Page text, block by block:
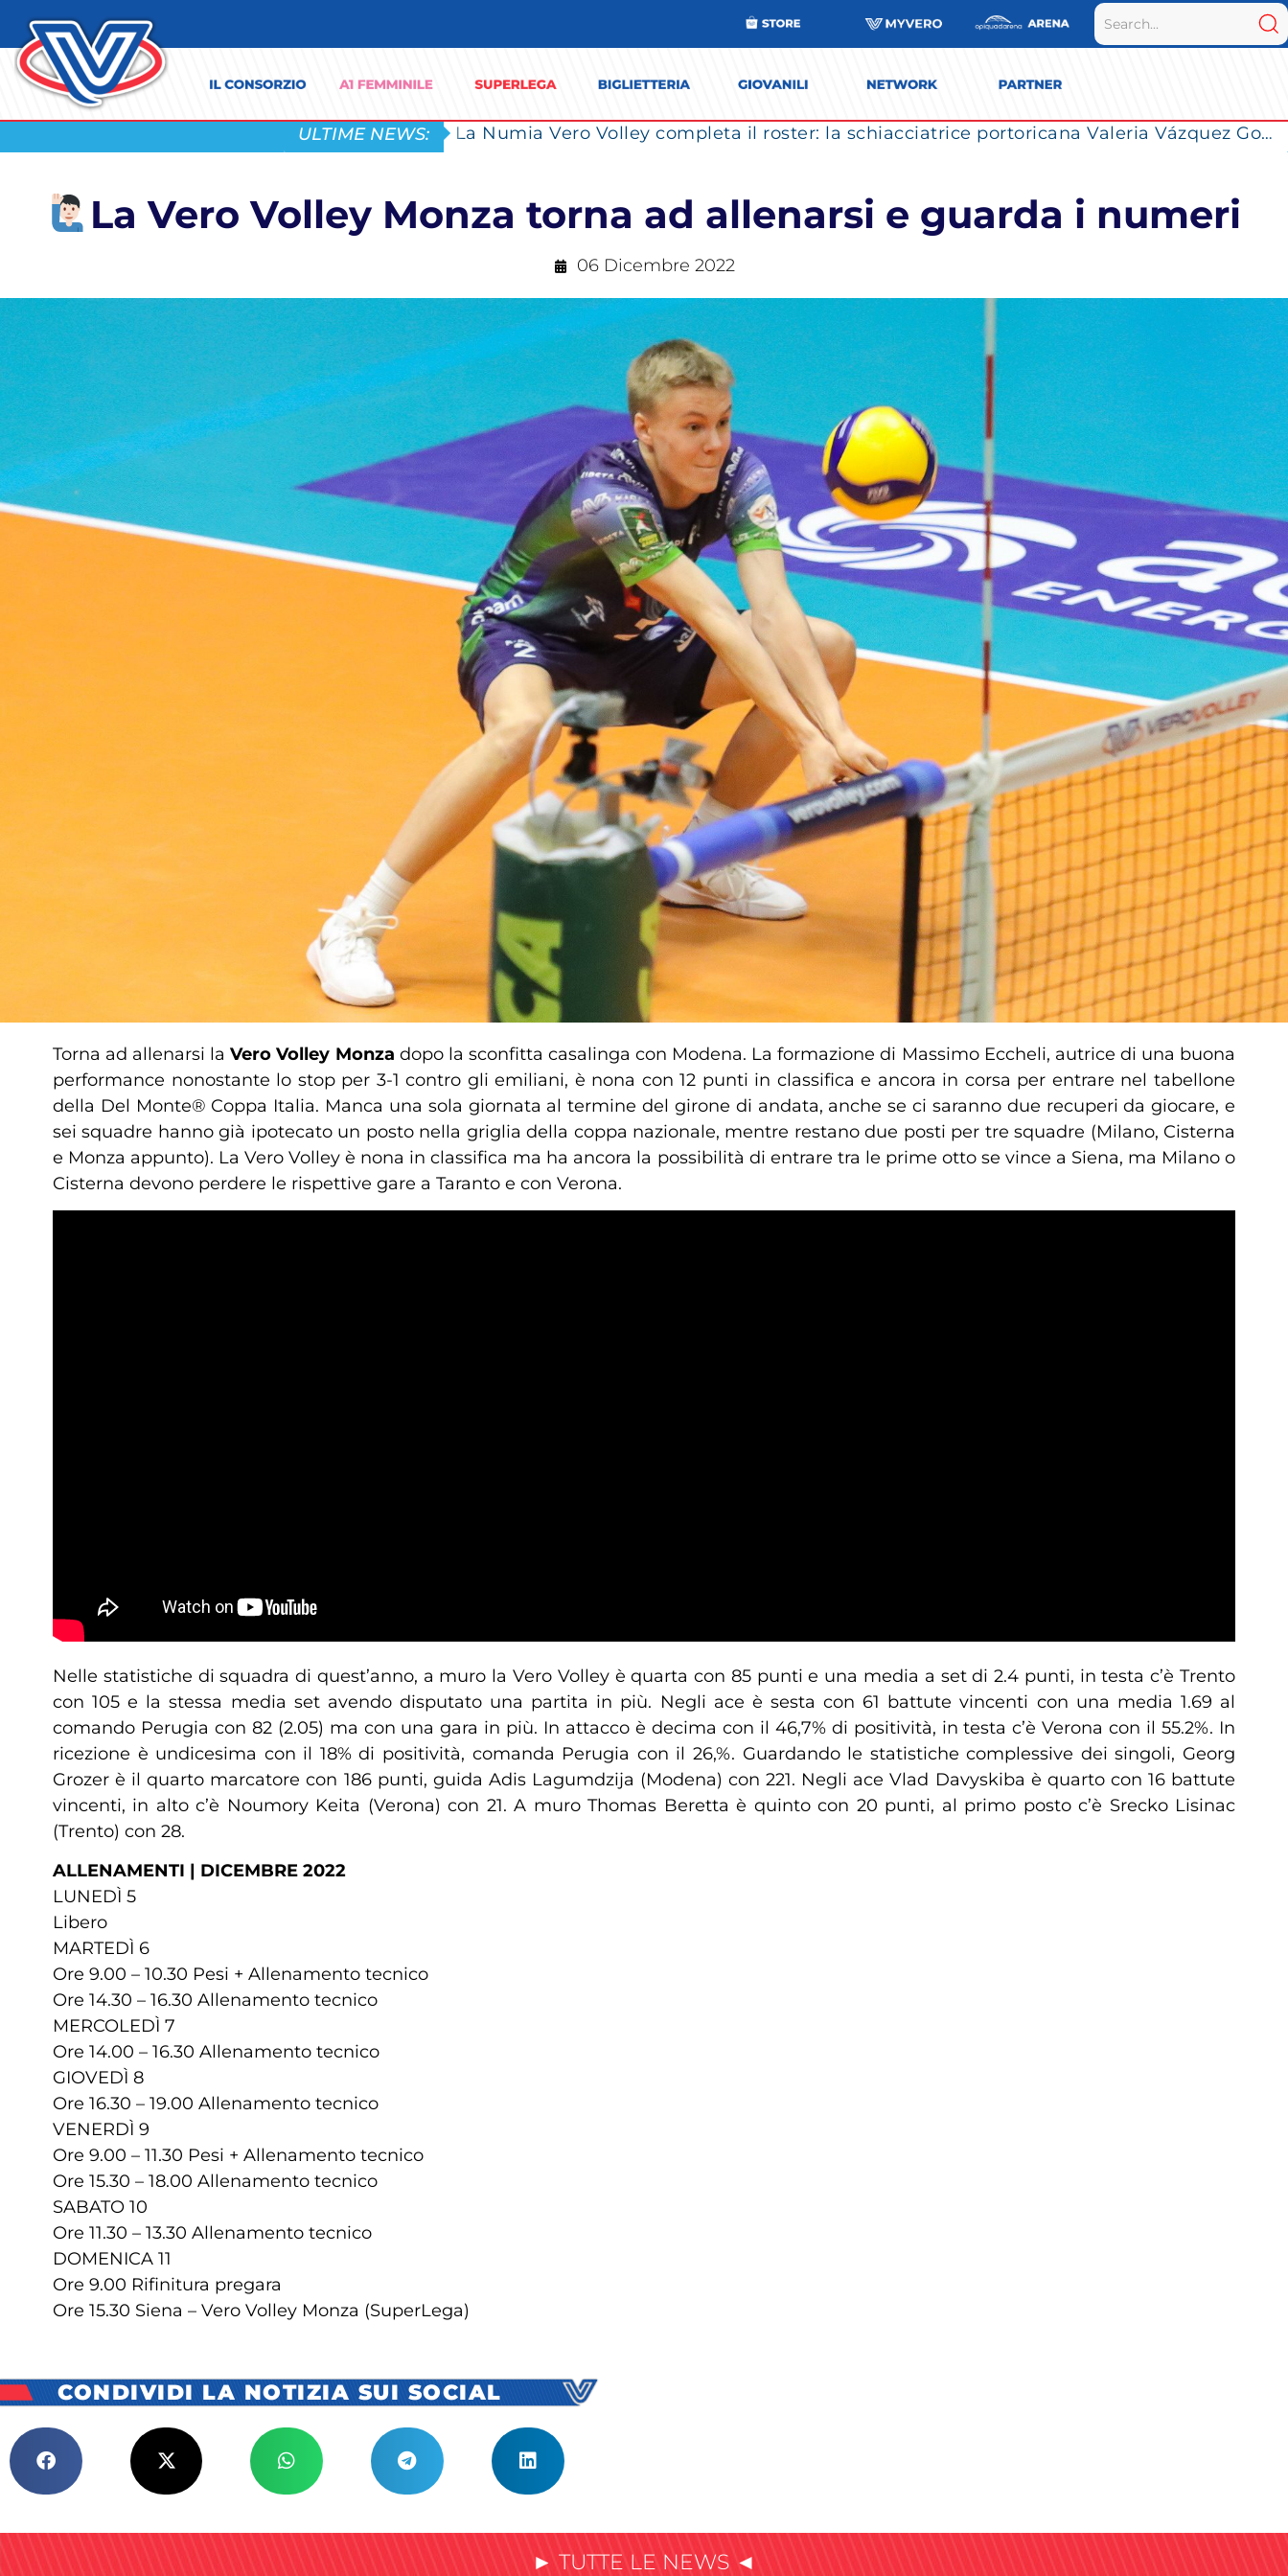
ULTIME NEWS: La Numia Vero Volley completa il roster: la schiacciatrice portoricana Valeria Vázquez Gomez è l’ultimo innesto di Milano per la stagione 2026/2027
La Vero Volley Monza torna ad allenarsi e guarda i numeri
06 Dicembre 2022
Torna ad allenarsi laVero Volley Monza dopo la sconfitta casalinga con Modena. La formazione di Massimo Eccheli, autrice di una buona
performance nonostante lo stop per 3-1 contro gli emiliani, è nona con 12 punti in classifica e ancora in corsa per entrare nel tabellone
della Del Monte® Coppa Italia. Manca una sola giornata al termine del girone di andata, anche se ci saranno due recuperi da giocare, e
sei squadre hanno già ipotecato un posto nella griglia della coppa nazionale, mentre restano due posti per tre squadre (Milano, Cisterna
e Monza appunto). La Vero Volley è nona in classifica ma ha ancora la possibilità di entrare tra le prime otto se vince a Siena, ma Milano o
Cisterna devono perdere le rispettive gare a Taranto e con Verona.
Nelle statistiche di squadra di quest’anno, a muro la Vero Volley è quarta con 85 punti e una media a set di 2.4 punti, in testa c’è Trento
con 105 e la stessa media set avendo disputato una partita in più. Negli ace è sesta con 61 battute vincenti con una media 1.69 al
comando Perugia con 82 (2.05) ma con una gara in più. In attacco è decima con il 46,7% di positività, in testa c’è Verona con il 55.2%. In
ricezione è undicesima con il 18% di positività, comanda Perugia con il 26,%. Guardando le statistiche complessive dei singoli, Georg
Grozer è il quarto marcatore con 186 punti, guida Adis Lagumdzija (Modena) con 221. Negli ace Vlad Davyskiba è quarto con 16 battute
vincenti, in alto c’è Noumory Keita (Verona) con 21. A muro Thomas Beretta è quinto con 20 punti, al primo posto c’è Srecko Lisinac
(Trento) con 28.
ALLENAMENTI | DICEMBRE 2022
LUNEDÌ 5
Libero
MARTEDÌ 6
Ore 9.00 – 10.30 Pesi + Allenamento tecnico
Ore 14.30 – 16.30 Allenamento tecnico
MERCOLEDÌ 7
Ore 14.00 – 16.30 Allenamento tecnico
GIOVEDÌ 8
Ore 16.30 – 19.00 Allenamento tecnico
VENERDÌ 9
Ore 9.00 – 11.30 Pesi + Allenamento tecnico
Ore 15.30 – 18.00 Allenamento tecnico
SABATO 10
Ore 11.30 – 13.30 Allenamento tecnico
DOMENICA 11
Ore 9.00 Rifinitura pregara
Ore 15.30 Siena – Vero Volley Monza (SuperLega)
CONDIVIDI LA NOTIZIA SUI SOCIAL
► TUTTE LE NEWS ◄